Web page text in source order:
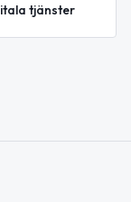
tjänster